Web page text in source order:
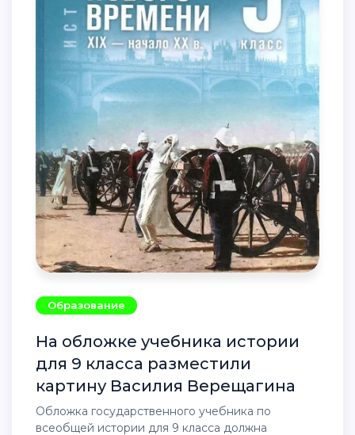
Образование
На обложке учебника истории
для 9 класса разместили
картину Василия Верещагина
Обложка государственного учебника по
всеобщей истории для 9 класса должна